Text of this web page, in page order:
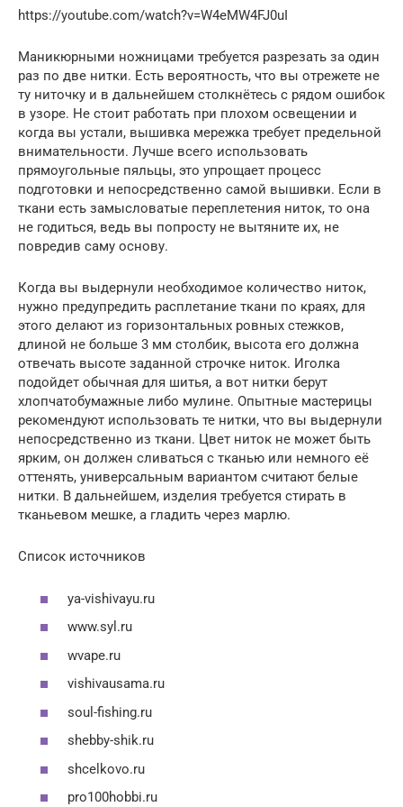
https://youtube.com/watch?v=W4eMW4FJ0uI
Маникюрными ножницами требуется разрезать за один
раз по две нитки. Есть вероятность, что вы отрежете не
ту ниточку и в дальнейшем столкнётесь с рядом ошибок
в узоре. Не стоит работать при плохом освещении и
когда вы устали, вышивка мережка требует предельной
внимательности. Лучше всего использовать
прямоугольные пяльцы, это упрощает процесс
подготовки и непосредственно самой вышивки. Если в
ткани есть замысловатые переплетения ниток, то она
не годиться, ведь вы попросту не вытяните их, не
повредив саму основу.
Когда вы выдернули необходимое количество ниток,
нужно предупредить расплетание ткани по краях, для
этого делают из горизонтальных ровных стежков,
длиной не больше 3 мм столбик, высота его должна
отвечать высоте заданной строчке ниток. Иголка
подойдет обычная для шитья, а вот нитки берут
хлопчатобумажные либо мулине. Опытные мастерицы
рекомендуют использовать те нитки, что вы выдернули
непосредственно из ткани. Цвет ниток не может быть
ярким, он должен сливаться с тканью или немного её
оттенять, универсальным вариантом считают белые
нитки. В дальнейшем, изделия требуется стирать в
тканьевом мешке, а гладить через марлю.
Список источников
ya-vishivayu.ru
www.syl.ru
wvape.ru
vishivausama.ru
soul-fishing.ru
shebby-shik.ru
shcelkovo.ru
pro100hobbi.ru